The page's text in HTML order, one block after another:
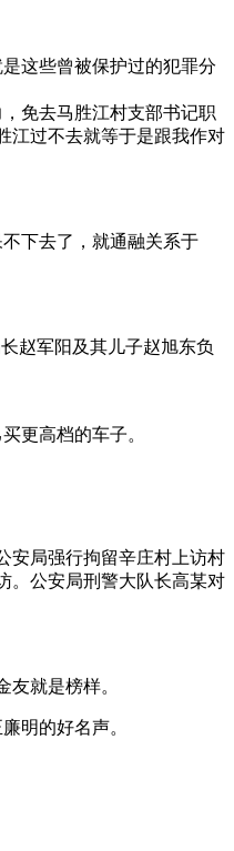
这些曾被保护过的犯罪分
免去马胜江村支部书记职
江过不去就等于是跟我作对
下去了，就通融关系于
赵军阳及其儿子赵旭东负
更高档的车子。
安局强行拘留辛庄村上访村
。公安局刑警大队长高某对
就是榜样。
明的好名声。